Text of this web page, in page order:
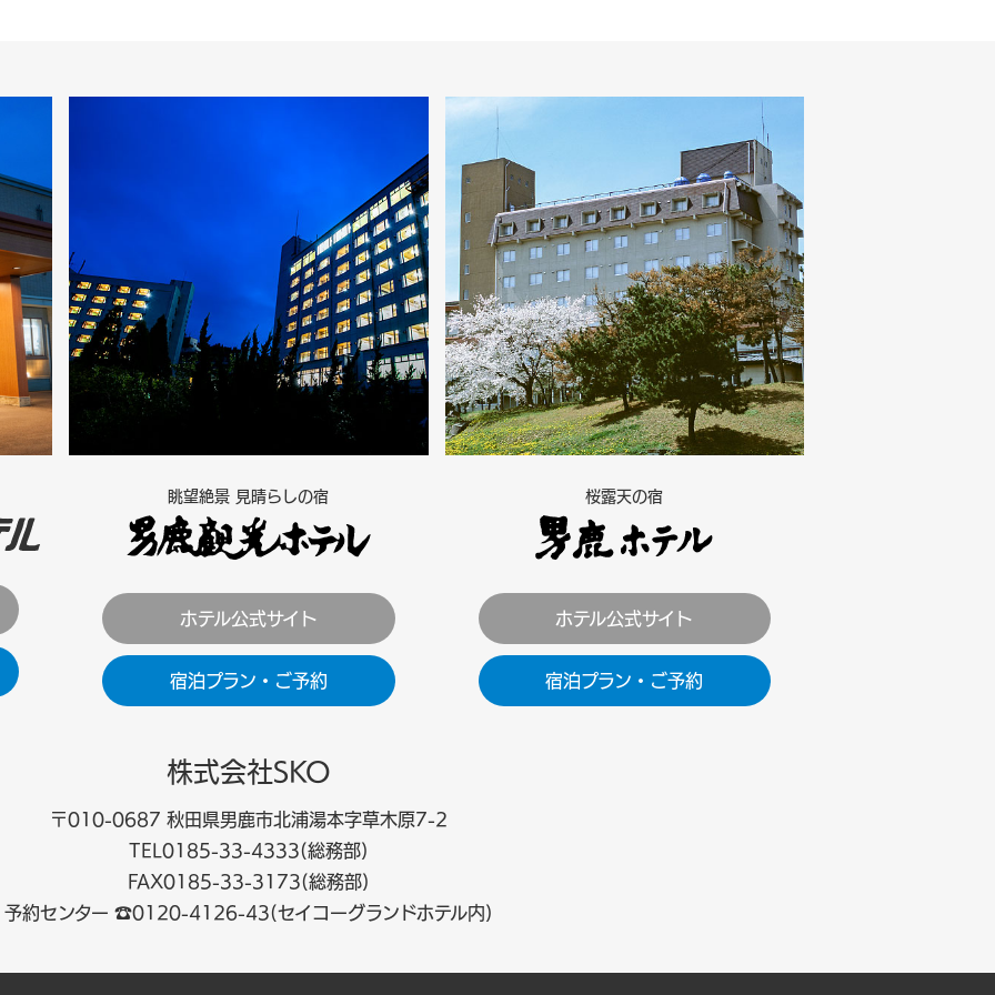
眺望絶景 見晴らしの宿
ホテル公式サイト
宿泊プラン・ご予約
桜露天の宿
ホテル公式サイト
宿泊プラン・ご予約
株式会社SKO
〒010-0687 秋田県男鹿市北浦湯本字草木原7-2
TEL0185-33-4333(総務部)
FAX0185-33-3173(総務部)
予約センター ☎0120-4126-43(セイコーグランドホテル内)